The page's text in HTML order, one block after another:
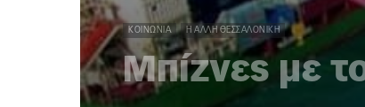
ΚΟΙΝΩΝΊΑ Η ΆΛΛΗ ΘΕΣΣΑΛΟΝΊΚΗ
Μπίζνες με